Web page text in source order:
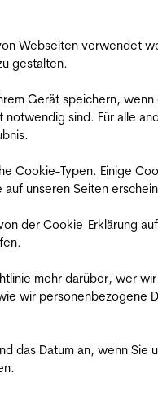
Webseiten verwendet
gestalten.
Gerät speichern, wenn
sind. Für alle
Cookie-Typen. Einige
unseren Seiten
der Cookie-Erklärung auf
mehr darüber, wer
wir personenbezogene
das Datum an, wenn Sie